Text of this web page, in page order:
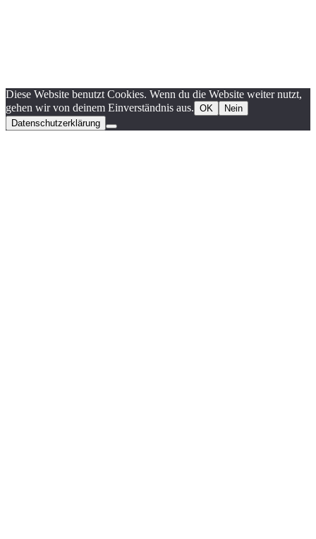
Diese Website benutzt Cookies. Wenn du die Website weiter nutzt,
gehen wir von deinem Einverständnis aus. OK
Nein
Datenschutzerklärung